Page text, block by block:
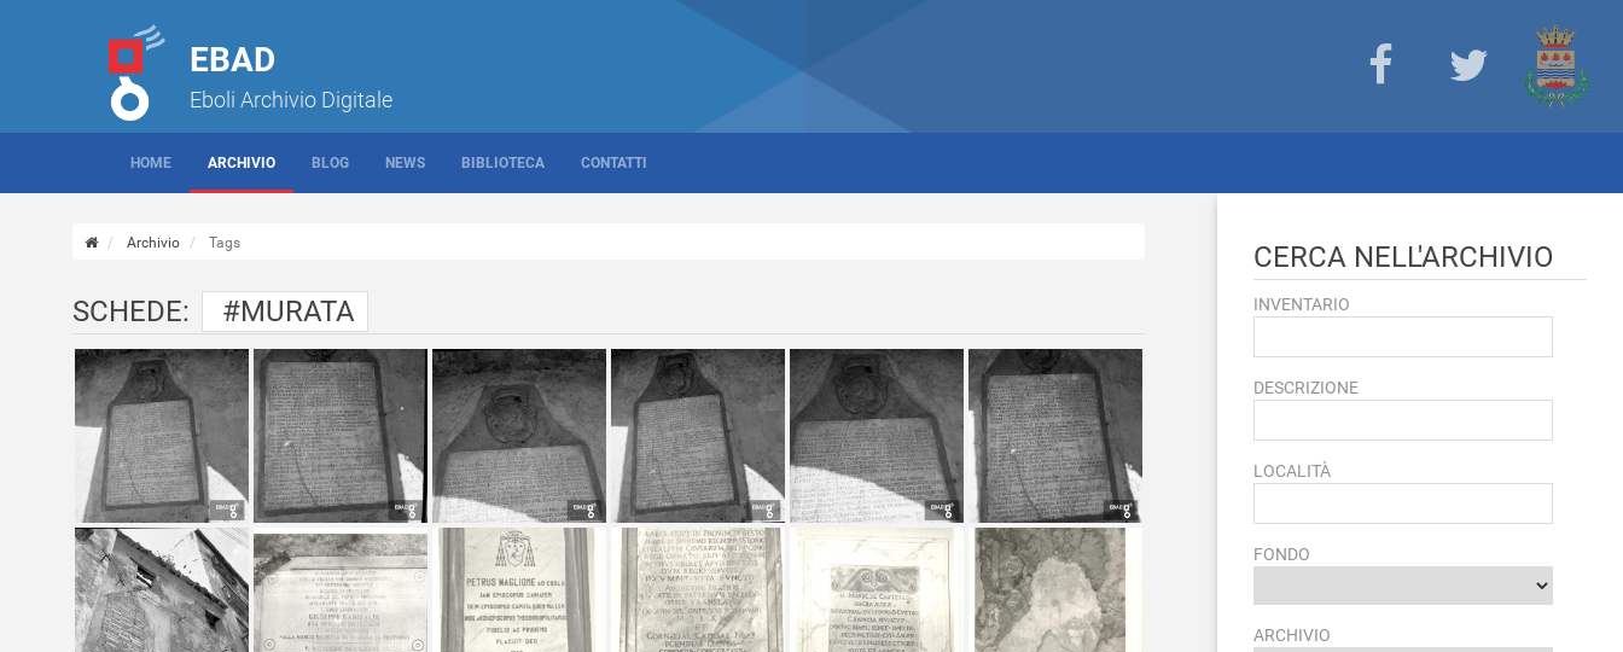
EBAD
Eboli Archivio Digitale
HOME ARCHIVIO BLOG NEWS BIBLIOTECA CONTATTI
Archivio Tags
SCHEDE: #MURATA
CERCA NELL'ARCHIVIO
INVENTARIO
DESCRIZIONE
LOCALITÀ
FONDO
ARCHIVIO